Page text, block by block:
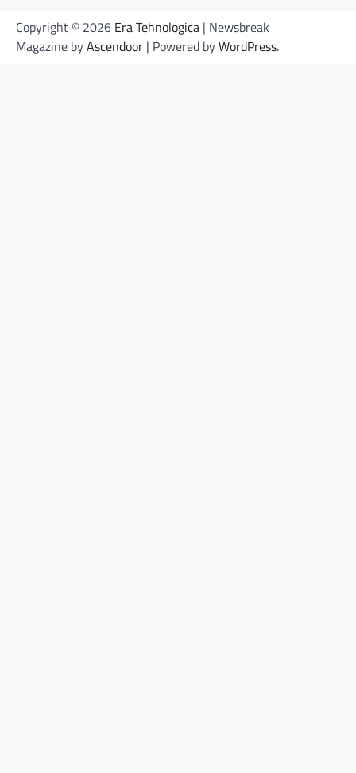
Copyright © 2026 Era Tehnologica | Newsbreak
Magazine byAscendoor | Powered byWordPress.